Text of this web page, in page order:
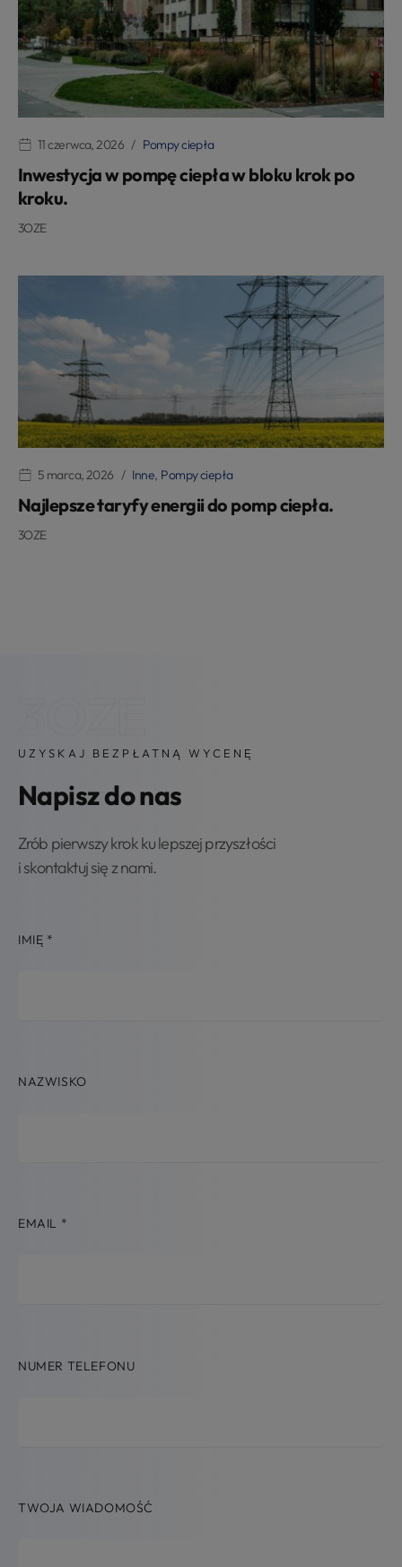
11 czerwca, 2026 Pompy ciepła
Inwestycja w pompę ciepła w bloku krok po
kroku.
3OZE
5 marca, 2026 Inne, Pompy ciepła
Najlepsze taryfy energii do pomp ciepła.
3OZE
UZYSKAJ BEZPŁATNĄ WYCENĘ
Napisz do nas
Zrób pierwszy krok ku lepszej przyszłości
i skontaktuj się z nami.
IMIĘ *
NAZWISKO
EMAIL *
NUMER TELEFONU
TWOJA WIADOMOŚĆ